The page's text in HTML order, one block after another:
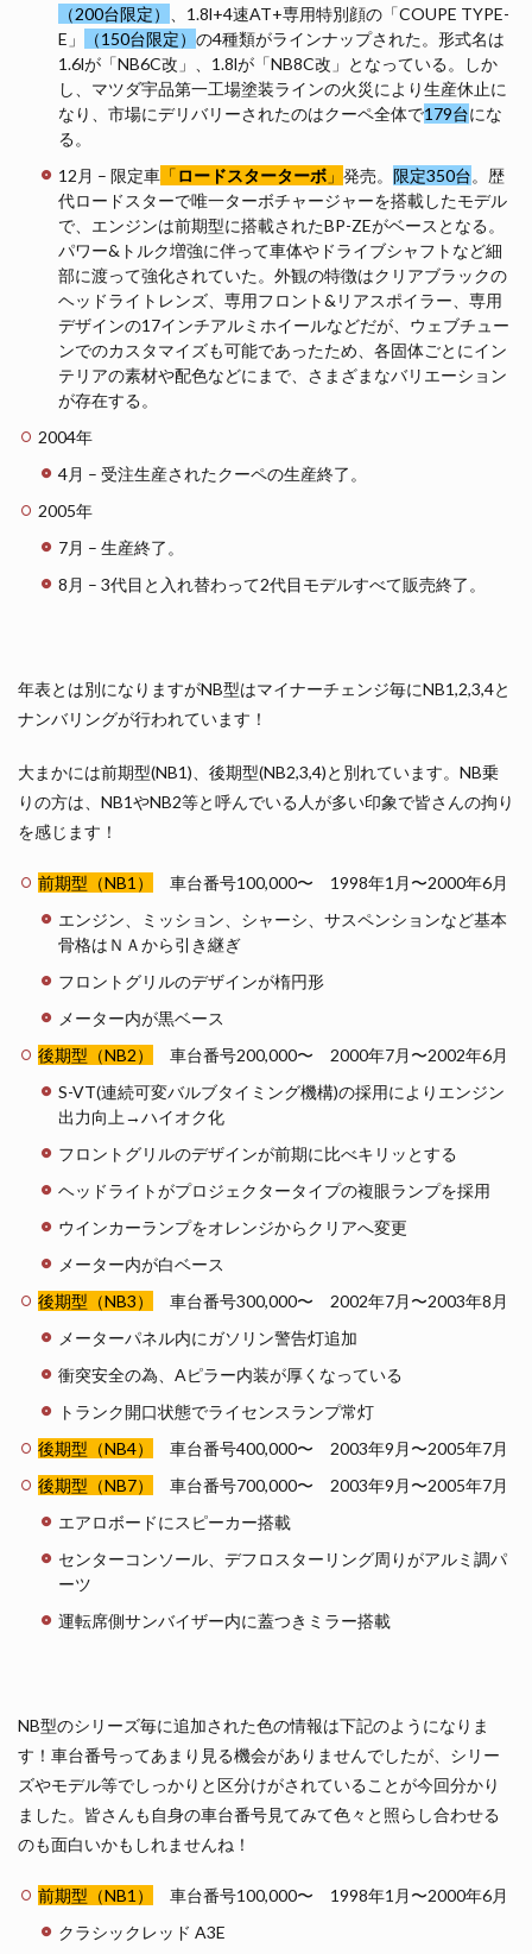
（200台限定）
、1.8l+4速AT+専用特別顔の「COUPE TYPE-
E」
（150台限定） の4種類がラインナップされた。形式名は
1.6lが「NB6C改」、1.8lが「NB8C改」となっている。しか
し、マツダ宇品第一工場塗装ラインの火災により生産休止に
なり、市場にデリバリーされたのはクーペ全体で179台にな
る。
12月 – 限定車 「ロードスターターボ 」 発売。 限定350台。歴
代ロードスターで唯一ターボチャージャーを搭載したモデル
で、エンジンは前期型に搭載されたBP-ZEがベースとなる。
パワー&トルク増強に伴って車体やドライブシャフトなど細
部に渡って強化されていた。外観の特徴はクリアブラックの
ヘッドライトレンズ、専用フロント&リアスポイラー、専用
デザインの17インチアルミホイールなどだが、ウェブチュー
ンでのカスタマイズも可能であったため、各固体ごとにイン
テリアの素材や配色などにまで、さまざまなバリエーション
が存在する。
2004年
4月 – 受注生産されたクーペの生産終了。
2005年
7月 – 生産終了。
8月 – 3代目と入れ替わって2代目モデルすべて販売終了。
年表とは別になりますがNB型はマイナーチェンジ毎にNB1,2,3,4と
ナンバリングが行われています！
大まかには前期型(NB1)、後期型(NB2,3,4)と別れています。NB乗
りの方は、NB1やNB2等と呼んでいる人が多い印象で皆さんの拘り
を感じます！
前期型（NB1）
車台番号100,000〜 1998年1月〜2000年6月
エンジン、ミッション、シャーシ、サスペンションなど基本
骨格はＮＡから引き継ぎ
フロントグリルのデザインが楕円形
メーター内が黒ベース
後期型（NB2）
車台番号200,000〜 2000年7月〜2002年6月
S-VT(連続可変バルブタイミング機構)の採用によりエンジン
出力向上→ハイオク化
フロントグリルのデザインが前期に比べキリッとする
ヘッドライトがプロジェクタータイプの複眼ランプを採用
ウインカーランプをオレンジからクリアへ変更
メーター内が白ベース
後期型（NB3）
車台番号300,000〜 2002年7月〜2003年8月
メーターパネル内にガソリン警告灯追加
衝突安全の為、Aピラー内装が厚くなっている
トランク開口状態でライセンスランプ常灯
後期型（NB4）
車台番号400,000〜 2003年9月〜2005年7月
後期型（NB7）
車台番号700,000〜 2003年9月〜2005年7月
エアロボードにスピーカー搭載
センターコンソール、デフロスターリング周りがアルミ調パ
ーツ
運転席側サンバイザー内に蓋つきミラー搭載
NB型のシリーズ毎に追加された色の情報は下記のようになりま
す！車台番号ってあまり見る機会がありませんでしたが、シリー
ズやモデル等でしっかりと区分けがされていることが今回分かり
ました。皆さんも自身の車台番号見てみて色々と照らし合わせる
のも面白いかもしれませんね！
前期型（NB1）
車台番号100,000〜 1998年1月〜2000年6月
クラシックレッド A3E